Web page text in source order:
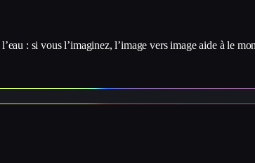
: si vous l’imaginez, l’image vers image aide à le